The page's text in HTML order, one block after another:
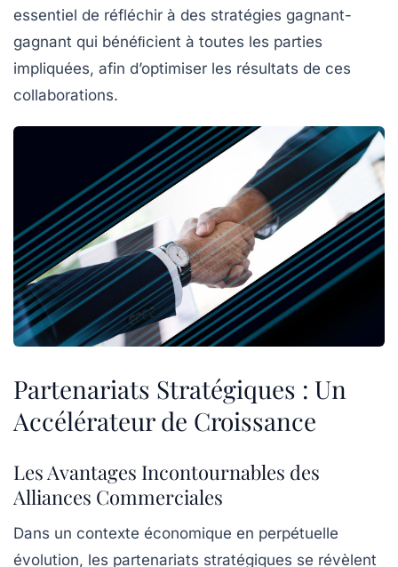
essentiel de réfléchir à des stratégies gagnant-
gagnant qui bénéﬁcient à toutes les parties
impliquées, afin d’optimiser les résultats de ces
collaborations.
Partenariats Stratégiques : Un
Accélérateur de Croissance
Les Avantages Incontournables des
Alliances Commerciales
Dans un contexte économique en perpétuelle
évolution, les partenariats stratégiques se révèlent